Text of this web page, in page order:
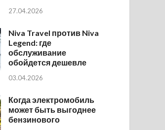
27.04.2026
Niva Travel против Niva
Legend: где
обслуживание
обойдется дешевле
03.04.2026
Когда электромобиль
может быть выгоднее
бензинового